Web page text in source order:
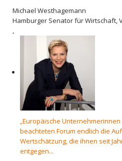
Michael Westhagemann
Hamburger Senator für Wirtschaft,
„Europäische
beachteten Forum endlich die
Wertschätzung, die ihnen seit
entgegen...